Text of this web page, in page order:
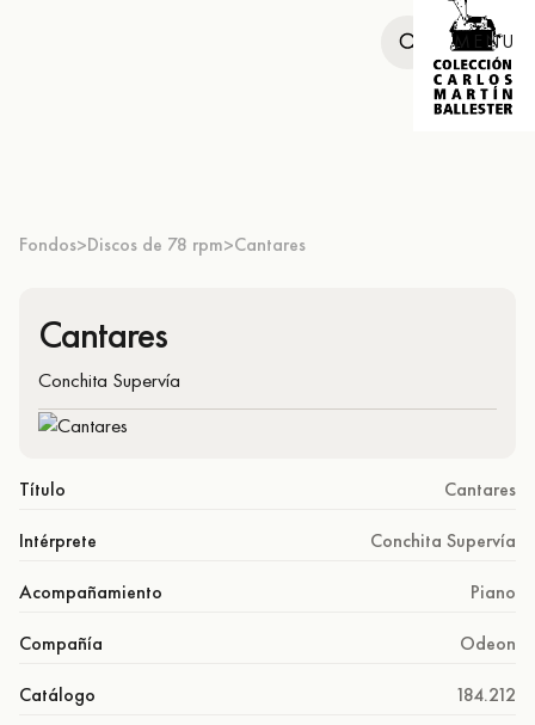
MENU
Fondos>Discos de 78 rpm>Cantares
Cantares
Conchita Supervía
Título Cantares
Intérprete Conchita Supervía
Acompañamiento Piano
Compañía Odeon
Catálogo 184.212